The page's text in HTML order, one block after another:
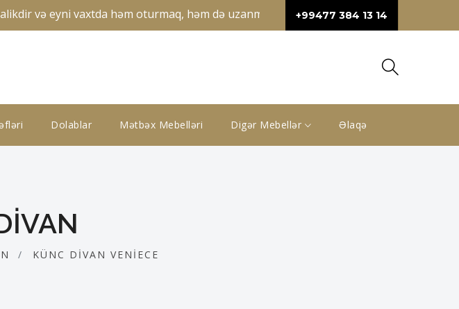
eyni vaxtda həm oturmaq, həm də uzanmaq üçün geniş sahə təqdim edir.
+99477 384 13 14
Dolablar Mətbəx Mebelləri Digər Mebellər Əlaqə
KÜNC DIVAN VENIECE